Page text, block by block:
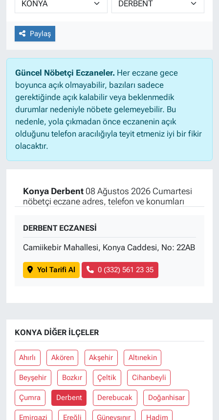
Paylaş
Güncel Nöbetçi Eczaneler.Her eczane gece
boyunca açık olmayabilir, bazıları sadece
gerektiğinde açık kalabilir veya beklenmedik
durumlar nedeniyle nöbete gelemeyebilir. Bu
nedenle, yola çıkmadan önce eczanenin açık
olduğunu telefon aracılığıyla teyit etmeniz iyi bir fikir
olacaktır.
Konya Derbent08 Ağustos 2026 Cumartesi
nöbetçi eczane adres, telefon ve konumları
DERBENT ECZANESİ
Camiikebir Mahallesi, Konya Caddesi, No: 22AB
Yol Tarifi Al 0 (332) 561 23 35
KONYA DIĞER İLÇELER
Ahırlı Akören Akşehir Altınekin
Beyşehir Bozkır Çeltik Cihanbeyli
Çumra Derbent Derebucak Doğanhisar
Emirgazi Ereğli Güneysınır Hadim